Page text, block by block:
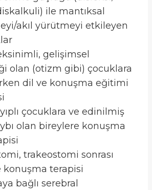
ile mantıksal
akıl yürütmeyi etkileyen
gelişimsel
olan (otizm gibi) çocuklara
dil ve konuşma eğitimi
çocuklara ve edinilmiş
olan bireylere konuşma
trakeostomi sonrası
konuşma terapisi
bağlı serebral